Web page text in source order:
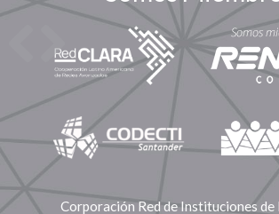
Corporación Red de Instituciones de